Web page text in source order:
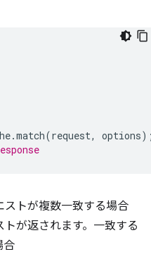
.match(request, options
ストが複数一致する場合
が返されます。一致する
合